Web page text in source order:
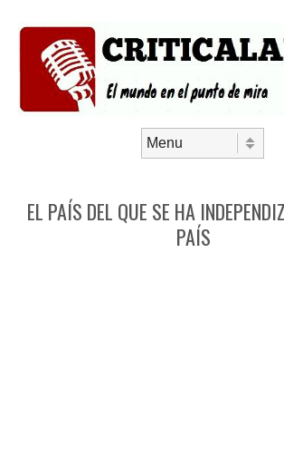
EL PAÍS DEL QUE SE HA
PAÍS